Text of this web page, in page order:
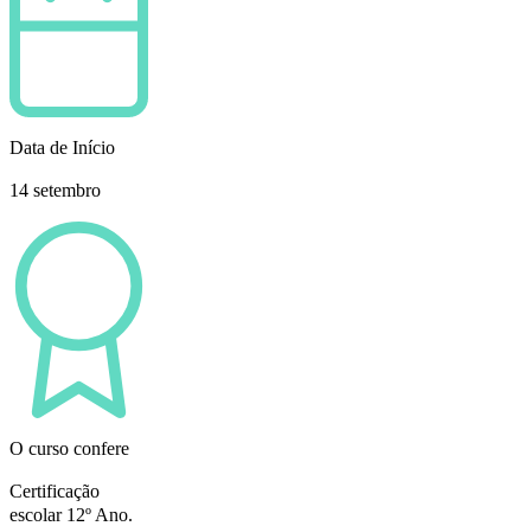
Data de Início
14 setembro
O curso confere
Certificação
escolar 12º Ano.